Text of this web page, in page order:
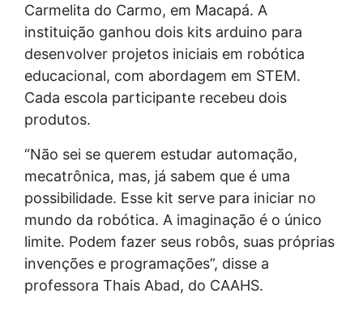
Carmelita do Carmo, em Macapá. A
instituição ganhou dois kits arduino para
desenvolver projetos iniciais em robótica
educacional, com abordagem em STEM.
Cada escola participante recebeu dois
produtos.
“Não sei se querem estudar automação,
mecatrônica, mas, já sabem que é uma
possibilidade. Esse kit serve para iniciar no
mundo da robótica. A imaginação é o único
limite. Podem fazer seus robôs, suas próprias
invenções e programações”, disse a
professora Thais Abad, do CAAHS.